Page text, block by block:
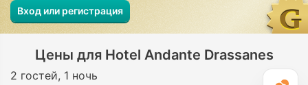
Вход или регистрация
Цены для Hotel Andante Drassanes
2 гостей 1 ночь